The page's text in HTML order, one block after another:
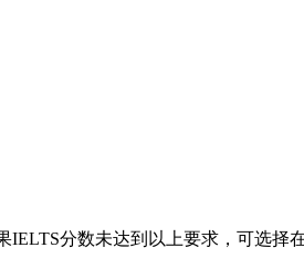
分数未达到以上要求，可选择